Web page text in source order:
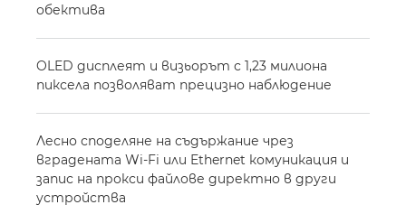
обектива
OLED дисплеят и визьорът с 1,23 милиона
пиксела позволяват прецизно наблюдение
Лесно споделяне на съдържание чрез
вградената Wi-Fi или Ethernet комуникация и
запис на прокси файлове директно в други
устройства